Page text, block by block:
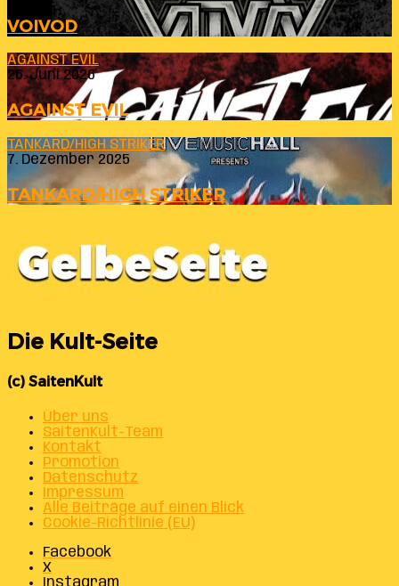
VOIVOD
AGAINST EVIL
26. Juni 2026
AGAINST EVIL
TANKARD/HIGH STRIKER
7. Dezember 2025
TANKARD/HIGH STRIKER
Die Kult-Seite
(c) SaitenKult
Über uns
SaitenKult-Team
Kontakt
Promotion
Datenschutz
Impressum
Alle Beiträge auf einen Blick
Cookie-Richtlinie (EU)
Facebook
X
Instagram